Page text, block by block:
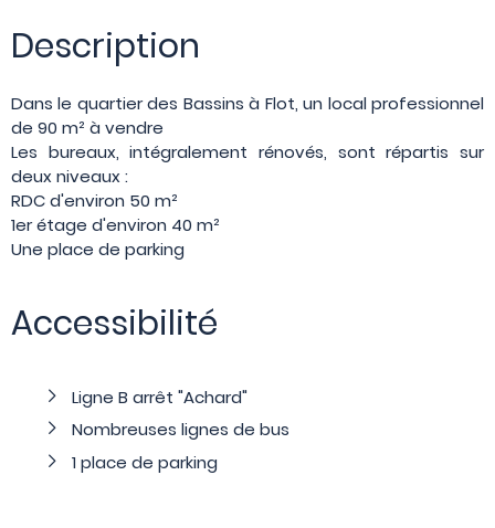
Description
Dans le quartier des Bassins à Flot, un local professionnel
de 90 m² à vendre
Les bureaux, intégralement rénovés, sont répartis sur
deux niveaux :
RDC d'environ 50 m²
1er étage d'environ 40 m²
Une place de parking
Accessibilité
Ligne B arrêt "Achard"
Nombreuses lignes de bus
1 place de parking